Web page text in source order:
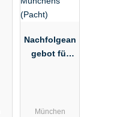
Nachfolgean
gebot für
n Lagen
München